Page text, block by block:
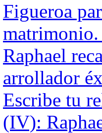
Figueroa
Raphael
arrollador
Escribe tu
(IV):